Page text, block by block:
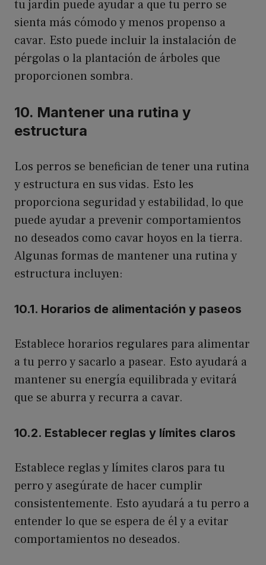
tu jardín puede ayudar a que tu perro se
sienta más cómodo y menos propenso a
cavar. Esto puede incluir la instalación de
pérgolas o la plantación de árboles que
proporcionen sombra.
10. Mantener una rutina y
estructura
Los perros se benefician de tener una rutina
y estructura en sus vidas. Esto les
proporciona seguridad y estabilidad, lo que
puede ayudar a prevenir comportamientos
no deseados como cavar hoyos en la tierra.
Algunas formas de mantener una rutina y
estructura incluyen:
10.1. Horarios de alimentación y paseos
Establece horarios regulares para alimentar
a tu perro y sacarlo a pasear. Esto ayudará a
mantener su energía equilibrada y evitará
que se aburra y recurra a cavar.
10.2. Establecer reglas y límites claros
Establece reglas y límites claros para tu
perro y asegúrate de hacer cumplir
consistentemente. Esto ayudará a tu perro a
entender lo que se espera de él y a evitar
comportamientos no deseados.